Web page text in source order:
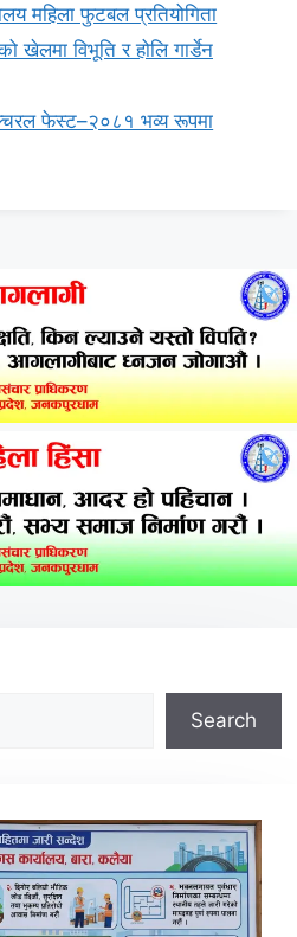
महिला फुटबल प्रतियोगिता
खेलमा विभूति र होलि गार्डेन
फेस्ट–२०८१ भव्य रूपमा
Search